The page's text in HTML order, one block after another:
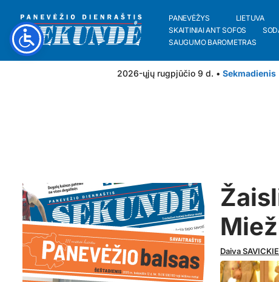
PANEVĖŽYS LIETUVA
SKAITINIAI ANT SOFOS
SAUGUMO BAROMETRAS
2026-ųjų rugpjūčio 9 d. • Sekmadienis
Daiva